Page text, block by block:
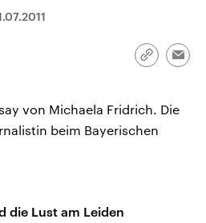
Link
von Michaela Fridrich. Die
beim Bayerischen
die Lust am Leiden